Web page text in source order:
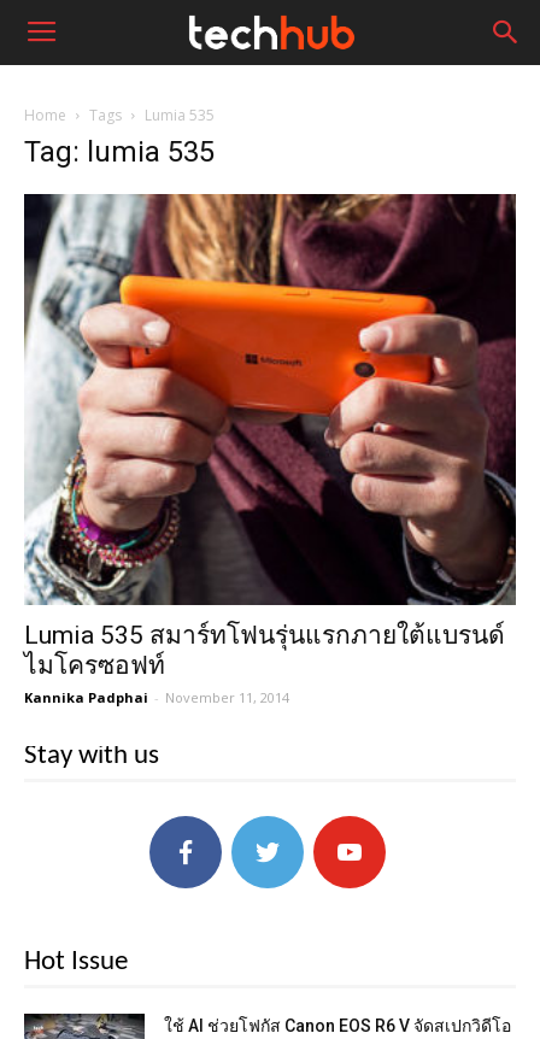
Home Tags Lumia 535
Tag: lumia 535
Lumia 535 สมาร์ทโฟนรุ่นแรกภายใต้แบรนด์
ไมโครซอฟท์
Kannika Padphai - November 11, 2014
Stay with us
Hot Issue
ใช้ AI ช่วยโฟกัส Canon EOS R6 V จัดสเปกวิดีโอ